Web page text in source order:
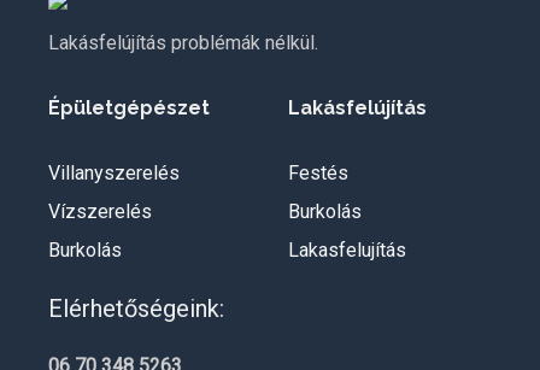
Lakásfelújítás problémák nélkül.
Épületgépészet
Villanyszerelés
Vízszerelés
Burkolás
Lakásfelújítás
Festés
Burkolás
Lakasfelujítás
Elérhetőségeink: